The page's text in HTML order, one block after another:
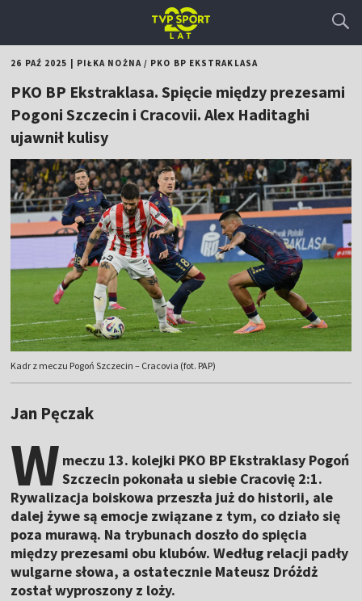
26 PAŹ 2025 PIŁKA NOŻNA/ PKO BP EKSTRAKLASA
PKO BP Ekstraklasa. Spięcie między prezesami
Pogoni Szczecin i Cracovii. Alex Haditaghi
ujawnił kulisy
Kadr z meczu Pogoń Szczecin – Cracovia (fot. PAP)
Jan Pęczak
W meczu 13. kolejki PKO BP Ekstraklasy Pogoń
Szczecin pokonała u siebie Cracovię 2:1.
Rywalizacja boiskowa przeszła już do historii, ale
dalej żywe są emocje związane z tym, co działo się
poza murawą. Na trybunach doszło do spięcia
między prezesami obu klubów. Według relacji padły
wulgarne słowa, a ostatecznie Mateusz Dróżdż
został wyproszony z loży.